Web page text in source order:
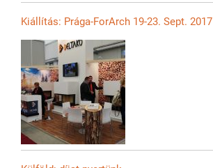
Kiállítás: Prága-ForArch 19-23. Sept. 2017